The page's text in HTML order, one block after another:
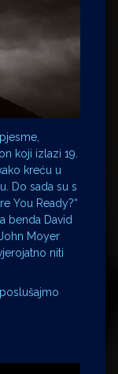
koji izlazi 19.
kreću u
Do sada su s
You Ready?“
benda David
Moyer
niti